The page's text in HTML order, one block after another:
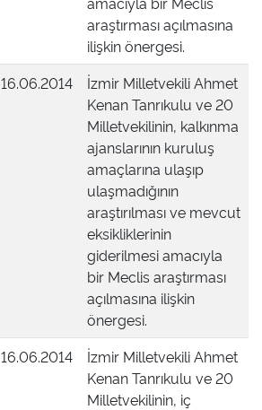
araştırması açılmasına
ilişkin önergesi.
16.06.2014
İzmir Milletvekili Ahmet
Kenan Tanrıkulu ve 20
Milletvekilinin, kalkınma
ajanslarının kuruluş
amaçlarına ulaşıp
ulaşmadığının
araştırılması ve mevcut
eksikliklerinin
giderilmesi amacıyla
bir Meclis araştırması
açılmasına ilişkin
önergesi.
16.06.2014
İzmir Milletvekili Ahmet
Kenan Tanrıkulu ve 20
Milletvekilinin, iç